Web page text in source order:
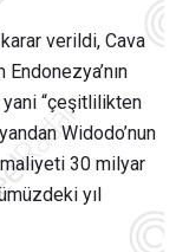
verildi, Cava
yani “çeşitlilikten
Widodo’nun
maliyeti 30 milyar
yıl